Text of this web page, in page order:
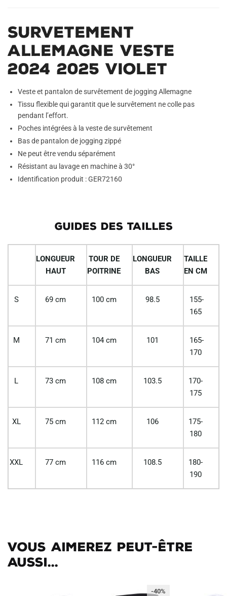
Survetement
Allemagne Veste
2024 2025 Violet
Veste et pantalon de survêtement de jogging Allemagne
Tissu flexible qui garantit que le survêtement ne colle pas
pendant l’effort.
Poches intégrées à la veste de survêtement
Bas de pantalon de jogging zippé
Ne peut être vendu séparément
Résistant au lavage en machine à 30°
Identification produit : GER72160
GUIDES DES TAILLES
LONGUEUR
HAUT
TOUR DE
POITRINE
LONGUEUR
BAS
TAILLE
EN CM
S 69 cm 100 cm 98.5
155-
165
M 71 cm 104 cm 101
165-
170
L 73 cm 108 cm 103.5
170-
175
XL 75 cm 112 cm 106
175-
180
XXL 77 cm 116 cm 108.5
180-
190
Vous aimerez peut-être
aussi...
-40%